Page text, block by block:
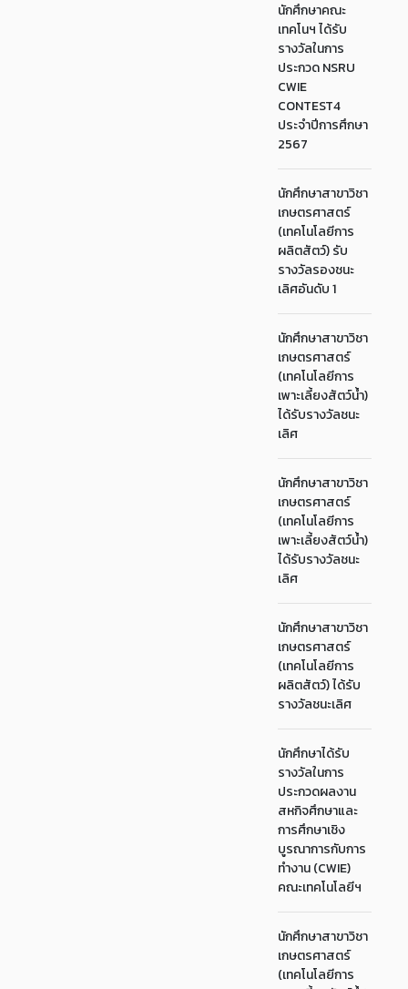
นักศึกษาคณะ
เทคโนฯ ได้รับ
รางวัลในการ
ประกวด NSRU
CWIE
CONTEST4
ประจำปีการศึกษา
2567
นักศึกษาสาขาวิชา
เกษตรศาสตร์
(เทคโนโลยีการ
ผลิตสัตว์) รับ
รางวัลรองชนะ
เลิศอันดับ 1
นักศึกษาสาขาวิชา
เกษตรศาสตร์
(เทคโนโลยีการ
เพาะเลี้ยงสัตว์น้ำ)
ได้รับรางวัลชนะ
เลิศ
นักศึกษาสาขาวิชา
เกษตรศาสตร์
(เทคโนโลยีการ
เพาะเลี้ยงสัตว์น้ำ)
ได้รับรางวัลชนะ
เลิศ
นักศึกษาสาขาวิชา
เกษตรศาสตร์
(เทคโนโลยีการ
ผลิตสัตว์) ได้รับ
รางวัลชนะเลิศ
นักศึกษาได้รับ
รางวัลในการ
ประกวดผลงาน
สหกิจศึกษาและ
การศึกษาเชิง
บูรณาการกับการ
ทำงาน (CWIE)
คณะเทคโนโลยีฯ
นักศึกษาสาขาวิชา
เกษตรศาสตร์
(เทคโนโลยีการ